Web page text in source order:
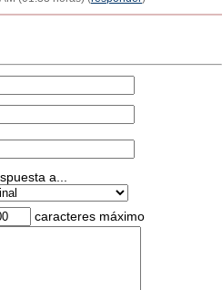
a...
caracteres máximo